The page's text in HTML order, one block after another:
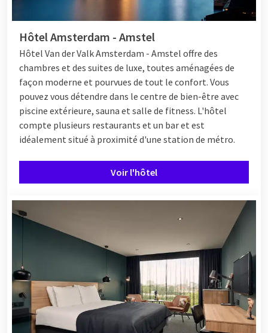
Hôtel Amsterdam - Amstel
Hôtel Van der Valk Amsterdam - Amstel offre des
chambres et des suites de luxe, toutes aménagées de
façon moderne et pourvues de tout le confort. Vous
pouvez vous détendre dans le centre de bien-être avec
piscine extérieure, sauna et salle de fitness. L'hôtel
compte plusieurs restaurants et un bar et est
idéalement situé à proximité d'une station de métro.
Voir l'hôtel